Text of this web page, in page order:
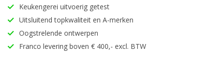
Keukengerei uitvoerig getest
Uitsluitend topkwaliteit en A-merken
Oogstrelende ontwerpen
Franco levering boven € 400,- excl. BTW